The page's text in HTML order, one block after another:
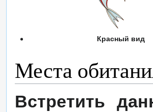
Красный вид
Места
Встретить